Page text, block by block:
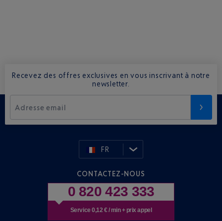
Recevez des offres exclusives en vous inscrivant à notre
newsletter.
Adresse email
FR
CONTACTEZ-NOUS
0 820 423 333
Service 0,12 € / min + prix appel